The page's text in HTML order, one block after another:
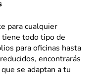
para cualquier
tiene todo tipo de
para oficinas hasta
encontrarás
se adaptan a tu